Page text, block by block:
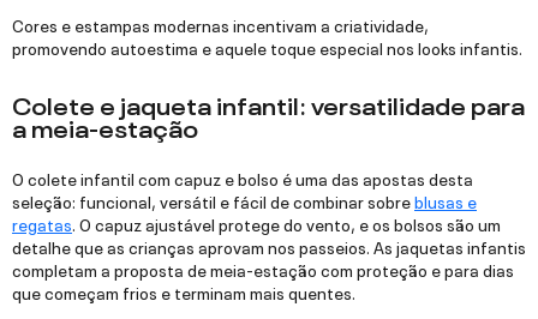
Cores e estampas modernas incentivam a criatividade,
promovendo autoestima e aquele toque especial nos looks infantis.
Colete e jaqueta infantil: versatilidade para
a meia-estação
O colete infantil com capuz e bolso é uma das apostas desta
seleção: funcional, versátil e fácil de combinar sobreblusas e
regatas . O capuz ajustável protege do vento, e os bolsos são um
detalhe que as crianças aprovam nos passeios. As jaquetas infantis
completam a proposta de meia-estação com proteção e para dias
que começam frios e terminam mais quentes.